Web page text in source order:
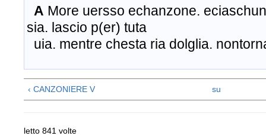
A More uersso echanzone.
sia. lascio p(er) tuta
uia. mentre chesta ria dolglia.
‹ CANZONIERE V su
letto 841 volte